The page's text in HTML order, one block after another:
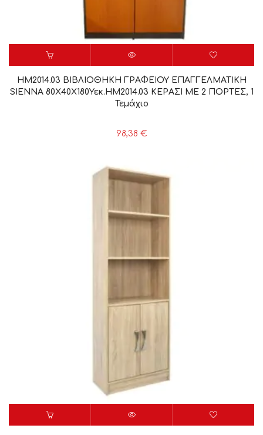
HM2014.03 ΒΙΒΛΙΟΘΗΚΗ ΓΡΑΦΕΙΟΥ ΕΠΑΓΓΕΛΜΑΤΙΚΗ
SIENNA 80Χ40Χ180Υεκ.HM2014.03 ΚΕΡΑΣΙ ΜΕ 2 ΠΟΡΤΕΣ, 1
Τεμάχιο
98,38 €